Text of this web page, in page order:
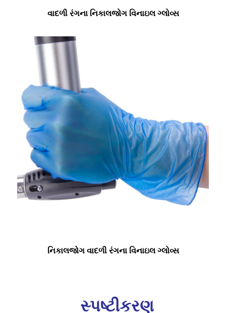
વાદળી રંગના નિકાલજોગ વિનાઇલ ગ્લોવ્સ
નિકાલજોગ વાદળી રંગના વિનાઇલ ગ્લોવ્સ
સ્પષ્ટીકરણ